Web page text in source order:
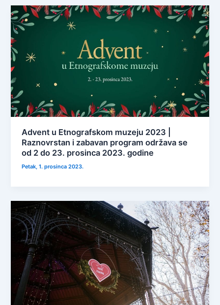
Advent u Etnografskom muzeju 2023 |
Raznovrstan i zabavan program održava se
od 2 do 23. prosinca 2023. godine
Petak, 1. prosinca 2023.